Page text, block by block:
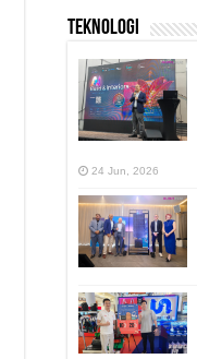
TEKNOLOGI
24 Jun, 2026